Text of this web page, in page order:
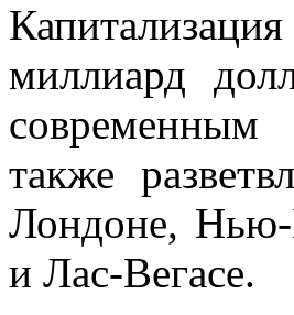
миллиард
также
Лондоне, Нью-
и Лас-Вегасе.